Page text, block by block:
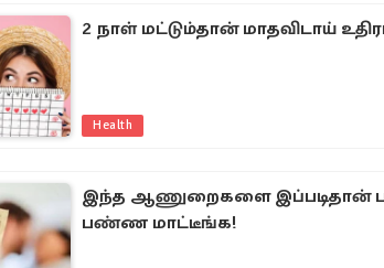
2 நாள் மட்டும்தான் மாதவிடாய்
Health
இந்த ஆணுறைகளை இப்படிதான்
பண்ண மாட்டீங்க!